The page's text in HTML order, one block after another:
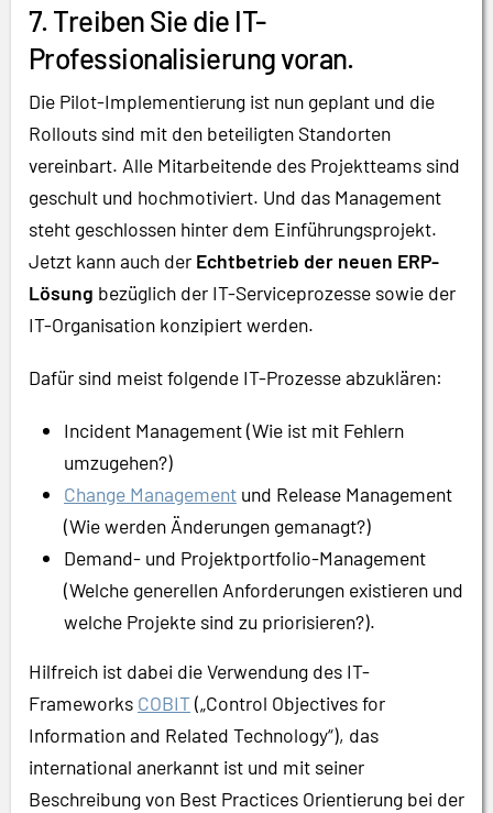
7. Treiben Sie die IT-
Professionalisierung voran.
Die Pilot-Implementierung ist nun geplant und die
Rollouts sind mit den beteiligten Standorten
vereinbart. Alle Mitarbeitende des Projektteams sind
geschult und hochmotiviert. Und das Management
steht geschlossen hinter dem Einführungsprojekt.
Jetzt kann auch der Echtbetrieb der neuen ERP-
Lösung bezüglich der IT-Serviceprozesse sowie der
IT-Organisation konzipiert werden.
Dafür sind meist folgende IT-Prozesse abzuklären:
Incident Management (Wie ist mit Fehlern
umzugehen?)
Change Management und Release Management
(Wie werden Änderungen gemanagt?)
Demand- und Projektportfolio-Management
(Welche generellen Anforderungen existieren und
welche Projekte sind zu priorisieren?).
Hilfreich ist dabei die Verwendung des IT-
Frameworks COBIT(„Control Objectives for
Information and Related Technology“), das
international anerkannt ist und mit seiner
Beschreibung von Best Practices Orientierung bei der